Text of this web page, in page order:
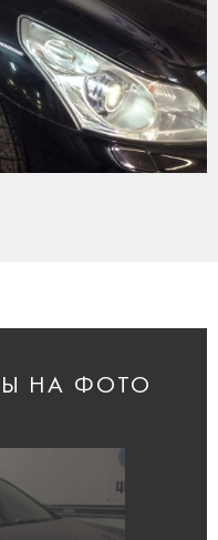
НА ФОТО